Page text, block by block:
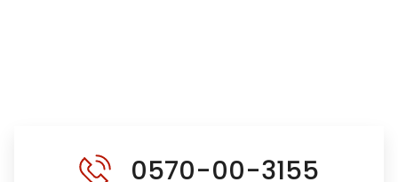
0570-00-3155